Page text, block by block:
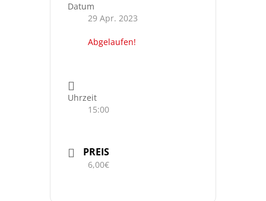
Datum
29 Apr. 2023
Abgelaufen!
Uhrzeit
15:00
PREIS
6,00€